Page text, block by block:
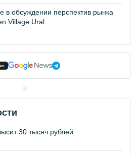
в обсуждении перспектив рынка
Village Ural
30 тысяч рублей